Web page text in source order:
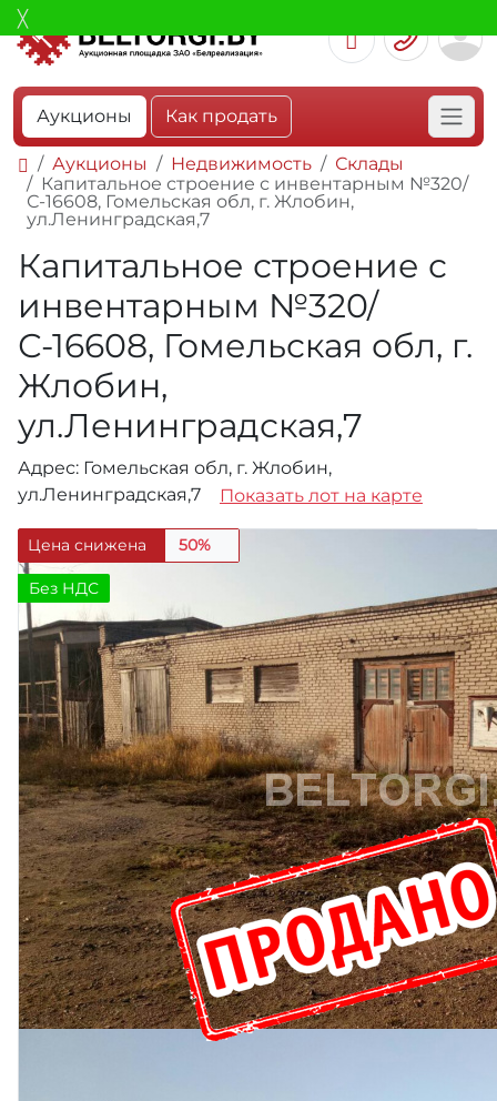
Аукционы Как продать
Аукционы Недвижимость
Склады
Капитальное строение с инвентарным №320/
С-16608, Гомельская обл, г. Жлобин,
ул.Ленинградская,7
Капитальное строение с
инвентарным №320/
С-16608, Гомельская обл, г.
Жлобин,
ул.Ленинградская,7
Адрес: Гомельская обл, г. Жлобин,
ул.Ленинградская,7
Показать лот на карте
Цена снижена 50%
Без НДС